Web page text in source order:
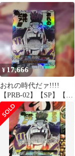
¥17,666
おれの時代だァ!!!!
【PRB-02】【SP】【パ
ラレル】【OP09-096】